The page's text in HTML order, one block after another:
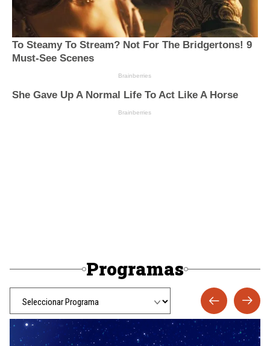
Programas